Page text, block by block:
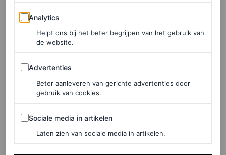
Sinds zijn aantreden bij het modehuis in 2019 staan de
collecties van Roseberry voor Schiaparelli onder meer
modehuis. Iets dat ook in deze collectie veelvuldig
ontwerpen zelf. Diepe decolletés worden verborgen door
enorme sieraden en bloemen in de vorm van juwelen
Analytics
Analytics
Helpt ons bij het beter begrijpen van het gebruik van
de website.
Advertenties
Advertenties
Beter aanleveren van gerichte advertenties door
gebruik van cookies.
Sociale media in artikelen
Sociale media in artikelen
Laten zien van sociale media in artikelen.